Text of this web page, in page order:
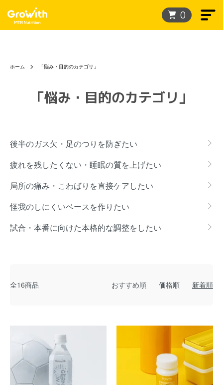
0
ホーム 「悩み・目的のカテゴリ」
「悩み・目的のカテゴリ」
後半のガス欠・足のつりを防ぎたい
疲れを残したくない・睡眠の質を上げたい
局所の痛み・こわばりを直接ケアしたい
怪我のしにくいベースを作りたい
試合・本番に向けた本格的な調整をしたい
全16商品 おすすめ順 価格順 新着順